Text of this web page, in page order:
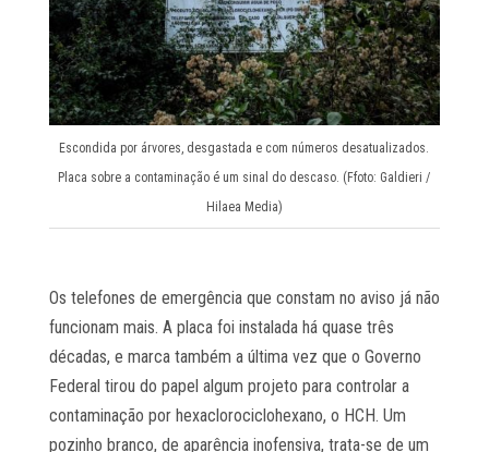
Escondida por árvores, desgastada e com números desatualizados.
Placa sobre a contaminação é um sinal do descaso. (Ffoto: Galdieri /
Hilaea Media)
Os telefones de emergência que constam no aviso já não
funcionam mais. A placa foi instalada há quase três
décadas, e marca também a última vez que o Governo
Federal tirou do papel algum projeto para controlar a
contaminação por hexaclorociclohexano, o HCH. Um
pozinho branco, de aparência inofensiva, trata-se de um